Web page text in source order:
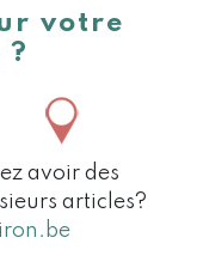
votre
?
avoir des
articles?